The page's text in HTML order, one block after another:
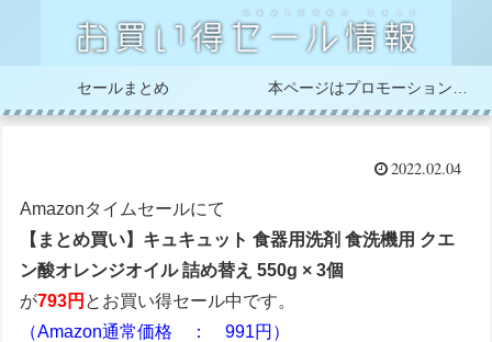
セールまとめ
2022.02.04
Amazonタイムセールにて
【まとめ買い】キュキュット 食器用洗剤 食洗機用 クエ
ン酸オレンジオイル 詰め替え 550g × 3個
が793円 とお買い得セール中です。
（Amazon通常価格 ： 991円）